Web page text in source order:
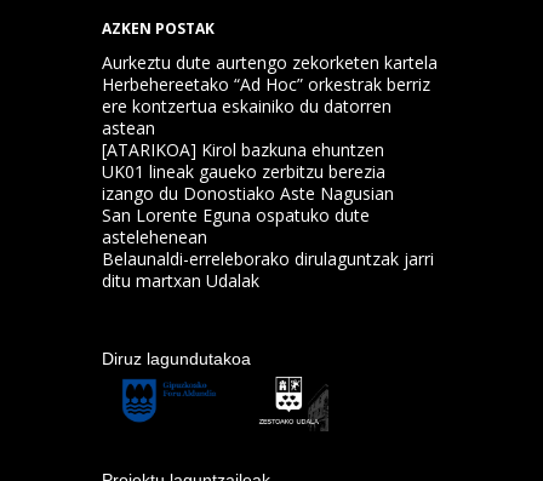
AZKEN POSTAK
Aurkeztu dute aurtengo zekorketen kartela
Herbehereetako “Ad Hoc” orkestrak berriz
ere kontzertua eskainiko du datorren
astean
[ATARIKOA] Kirol bazkuna ehuntzen
UK01 lineak gaueko zerbitzu berezia
izango du Donostiako Aste Nagusian
San Lorente Eguna ospatuko dute
astelehenean
Belaunaldi-erreleborako dirulaguntzak jarri
ditu martxan Udalak
Diruz lagundutakoa